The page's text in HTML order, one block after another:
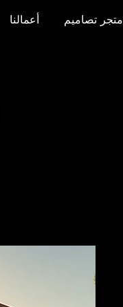
متجر تصاميم أعمالنا